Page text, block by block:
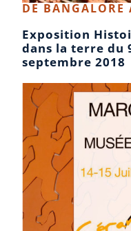
DE BANGALORE
Exposition
dans la terre du
septembre 2018